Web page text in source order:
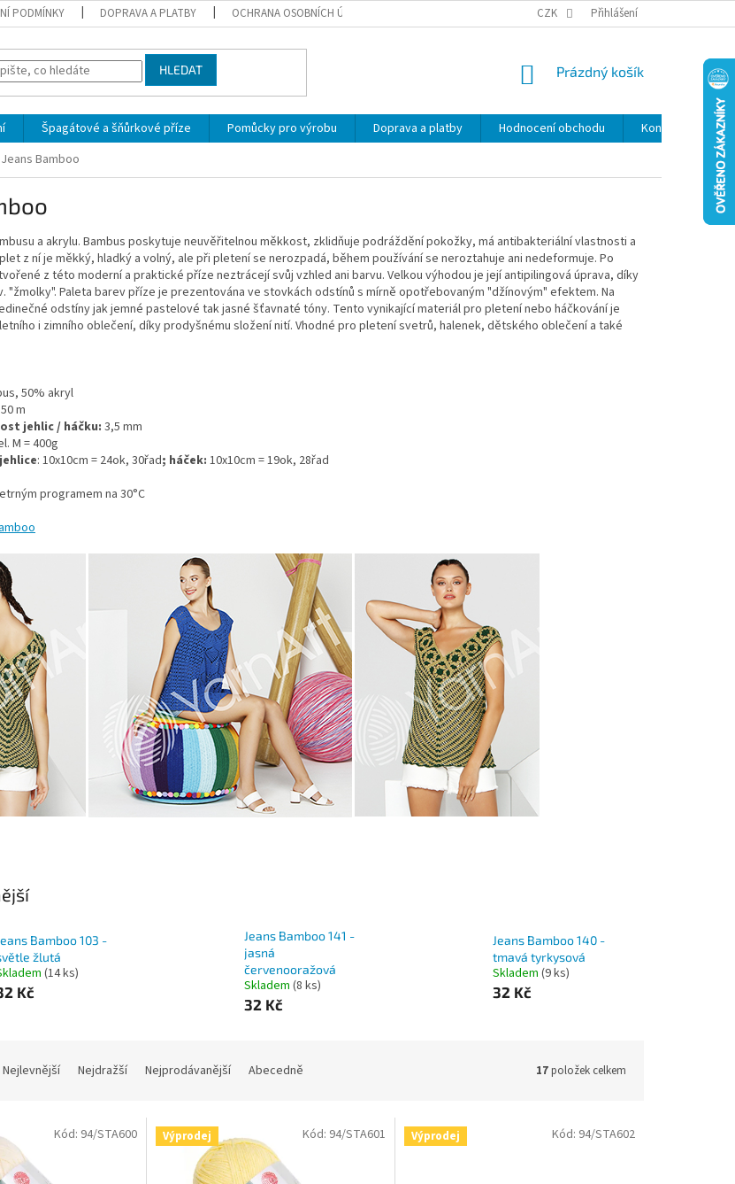
PODMÍNKY DOPRAVA A PLATBY OCHRANA OSOBNÍCH ÚDAJŮ CZK Přihlášení
HLEDAT
NÁKUPNÍ
Prázdný košík
Špagátové a šňůrkové příze Pomůcky pro výrobu Doprava a platby Hodnocení obchodu Kontakty
Jeans Bamboo
a akrylu. Bambus poskytuje neuvěřitelnou měkkost, zklidňuje podráždění pokožky, má antibakteriální vlastnosti a
z ní je měkký, hladký a volný, ale při pletení se nerozpadá, během používání se neroztahuje ani nedeformuje. Po
z této moderní a praktické příze neztrácejí svůj vzhled ani barvu. Velkou výhodou je její antipilingová úprava, díky
"žmolky". Paleta barev příze je prezentována ve stovkách odstínů s mírně opotřebovaným "džínovým" efektem. Na
odstíny jak jemné pastelové tak jasné šťavnaté tóny. Tento vynikající materiál pro pletení nebo háčkování je
i zimního oblečení, díky prodyšnému složení nití. Vhodné pro pletení svetrů, halenek, dětského oblečení a také
50% akryl
m
jehlic / háčku: 3,5 mm
M =400g
jehlice: 10x10cm = 24ok, 30řad; háček: 10x10cm = 19ok, 28řad
programem na 30°C
Bamboo 103 -
žlutá
(14 ks)
Kč
Jeans Bamboo 141 -
jasná
červenooražová
Skladem (8 ks)
32 Kč
Jeans Bamboo 140 -
tmavá tyrkysová
Skladem (9 ks)
32 Kč
Nejlevnější Nejdražší Nejprodávanější Abecedně 17položek celkem
Kód: 94/STA600 Výprodej Kód: 94/STA601 Výprodej Kód: 94/STA602